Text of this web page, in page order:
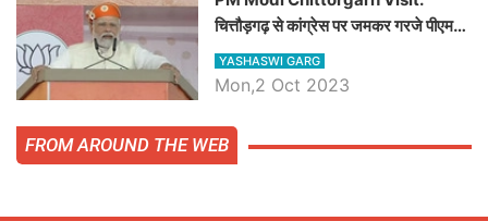
चित्तौड़गढ़ से कांग्रेस पर जमकर गरजे पीएम
मोदी, जाने प्रधानमंत्री के भाषण की बड़ी
बातें, देखें वीडियो
YASHASWI GARG
Mon,2 Oct 2023
FROM AROUND THE WEB